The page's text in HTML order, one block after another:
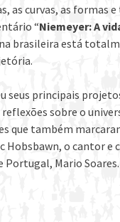
as curvas, as formas
“Niemeyer: A
brasileira está
seus principais
reflexões sobre o
que também
Hobsbawn, o cantor e
Portugal, Mario